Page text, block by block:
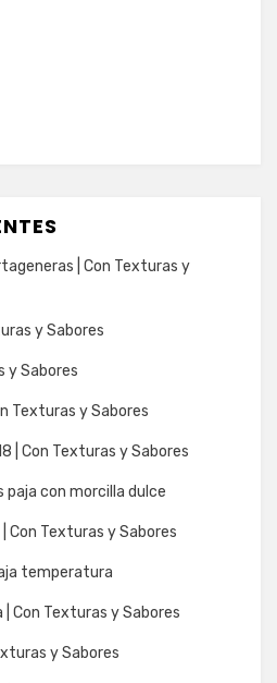
| Con Texturas y
y Sabores
y Sabores
Texturas y Sabores
| Con Texturas y Sabores
paja con morcilla dulce
Con Texturas y Sabores
temperatura
| Con Texturas y Sabores
y Sabores